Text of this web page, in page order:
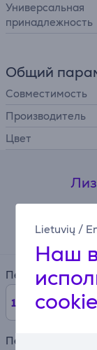
Lietuvių /
Наш
cookie
Универсальная
принадлежность
Общий
Совместимость
Производитель
Цвет
Период
12 мес.
Первый взнос